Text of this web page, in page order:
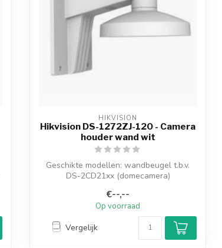
HIKVISION
Hikvision DS-1272ZJ-120 - Camera
houder wand wit
Geschikte modellen: wandbeugel t.b.v.
DS-2CD21xx (domecamera)
€--,--
Op voorraad
Vergelijk